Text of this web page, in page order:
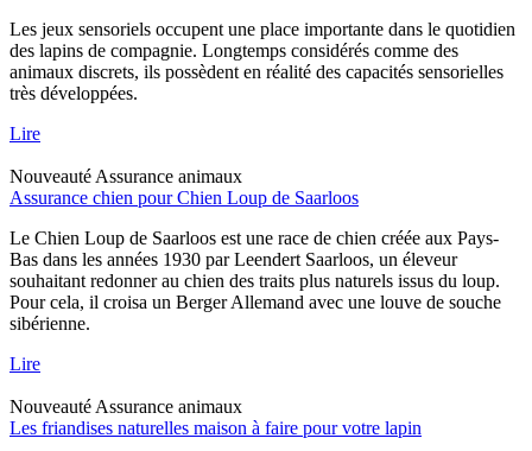
Les jeux sensoriels occupent une place importante dans le quotidien
des lapins de compagnie. Longtemps considérés comme des
animaux discrets, ils possèdent en réalité des capacités sensorielles
très développées.
Lire
Nouveauté Assurance animaux
Assurance chien pour Chien Loup de Saarloos
Le Chien Loup de Saarloos est une race de chien créée aux Pays-
Bas dans les années 1930 par Leendert Saarloos, un éleveur
souhaitant redonner au chien des traits plus naturels issus du loup.
Pour cela, il croisa un Berger Allemand avec une louve de souche
sibérienne.
Lire
Nouveauté Assurance animaux
Les friandises naturelles maison à faire pour votre lapin